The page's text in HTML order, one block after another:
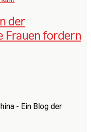
der
Frauen fordern
- Ein Blog der